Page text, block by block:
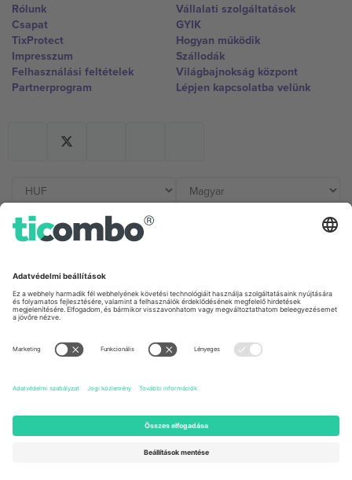
Rólunk
Csapat
TixProtect
Impresszum
Felhasználási feltételek
Partnerprogram
Vállalati szolgáltatások
GYIK
Hogyan működik
Szállodák
Világbajnokság központ
Lépjen kapcsolatba velünk
Irodák és támogatás
Germany
Unter den Linden 24, 10117
Berlin, Germany
167 City Road, London, Greater
131 Continental Dr, Suite 305,
Dorfstrasse 52a, 6390
United Arab Emirates